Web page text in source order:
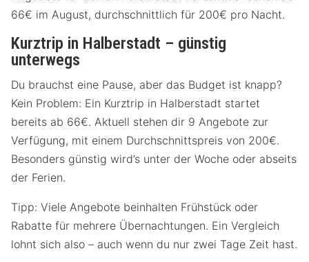
66€ im August, durchschnittlich für 200€ pro Nacht.
Kurztrip in Halberstadt – günstig
unterwegs
Du brauchst eine Pause, aber das Budget ist knapp?
Kein Problem: Ein Kurztrip in Halberstadt startet
bereits ab 66€. Aktuell stehen dir 9 Angebote zur
Verfügung, mit einem Durchschnittspreis von 200€.
Besonders günstig wird’s unter der Woche oder abseits
der Ferien.
Tipp: Viele Angebote beinhalten Frühstück oder
Rabatte für mehrere Übernachtungen. Ein Vergleich
lohnt sich also – auch wenn du nur zwei Tage Zeit hast.